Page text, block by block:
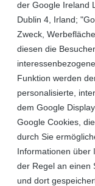
der Google Ireland
Dublin 4, Irland;
Zweck,
diesen die
Funktion werden
personalisierte,
dem Google
Google Cookies,
durch Sie
Informationen über
der Regel an einen
und dort